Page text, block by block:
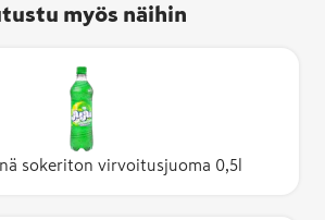
myös näihin
sokeriton virvoitusjuoma 0,5l